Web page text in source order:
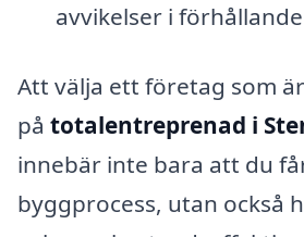
avvikelser i
Att välja ett företag som
på totalentreprenad i
innebär inte bara att du
byggprocess, utan också